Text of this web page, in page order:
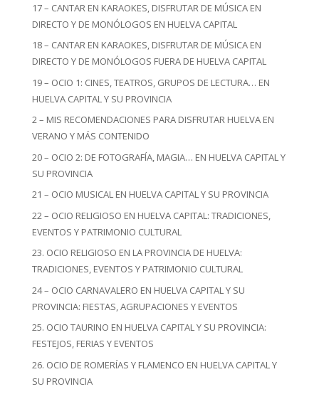
17 – CANTAR EN KARAOKES, DISFRUTAR DE MÚSICA EN
DIRECTO Y DE MONÓLOGOS EN HUELVA CAPITAL
18 – CANTAR EN KARAOKES, DISFRUTAR DE MÚSICA EN
DIRECTO Y DE MONÓLOGOS FUERA DE HUELVA CAPITAL
19 – OCIO 1: CINES, TEATROS, GRUPOS DE LECTURA… EN
HUELVA CAPITAL Y SU PROVINCIA
2 – MIS RECOMENDACIONES PARA DISFRUTAR HUELVA EN
VERANO Y MÁS CONTENIDO
20 – OCIO 2: DE FOTOGRAFÍA, MAGIA… EN HUELVA CAPITAL Y
SU PROVINCIA
21 – OCIO MUSICAL EN HUELVA CAPITAL Y SU PROVINCIA
22 – OCIO RELIGIOSO EN HUELVA CAPITAL: TRADICIONES,
EVENTOS Y PATRIMONIO CULTURAL
23. OCIO RELIGIOSO EN LA PROVINCIA DE HUELVA:
TRADICIONES, EVENTOS Y PATRIMONIO CULTURAL
24 – OCIO CARNAVALERO EN HUELVA CAPITAL Y SU
PROVINCIA: FIESTAS, AGRUPACIONES Y EVENTOS
25. OCIO TAURINO EN HUELVA CAPITAL Y SU PROVINCIA:
FESTEJOS, FERIAS Y EVENTOS
26. OCIO DE ROMERÍAS Y FLAMENCO EN HUELVA CAPITAL Y
SU PROVINCIA